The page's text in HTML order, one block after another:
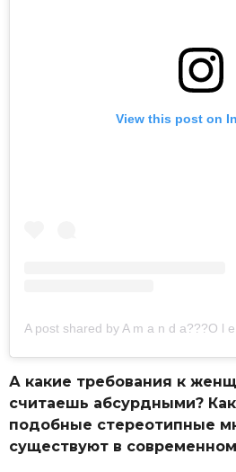
View this post on
А какие требования к
считаешь абсурдными?
подобные стереотипные
существуют в